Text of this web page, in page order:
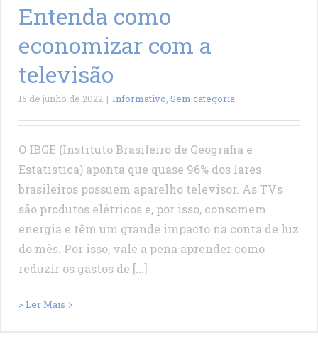
Entenda como
economizar com a
televisão
15 de junho de 2022 | Informativo, Sem categoria
O IBGE (Instituto Brasileiro de Geografia e
Estatística) aponta que quase 96% dos lares
brasileiros possuem aparelho televisor. As TVs
são produtos elétricos e, por isso, consomem
energia e têm um grande impacto na conta de luz
do mês. Por isso, vale a pena aprender como
reduzir os gastos de [...]
> Ler Mais